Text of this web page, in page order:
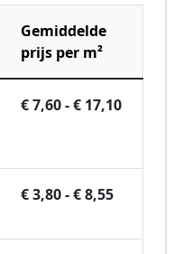
Gemiddelde
prijs per m²
€ 7,60 - € 17,10
€ 3,80 - € 8,55